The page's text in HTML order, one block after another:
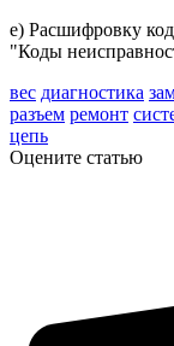
е) Расшифровку
"Коды
вес диагностика
разъем ремонт
цепь
Оцените статью